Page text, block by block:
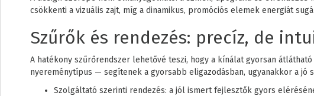
csökkenti a vizuális zajt, míg a dinamikus, promóciós elemek energiát
Szűrők és rendezés: precíz, de
A hatékony szűrőrendszer lehetővé teszi, hogy a kínálat gyorsan
nyereménytípus — segítenek a gyorsabb eligazodásban, ugyanakkor a
Szolgáltató szerinti rendezés: a jól ismert fejlesztők gyors